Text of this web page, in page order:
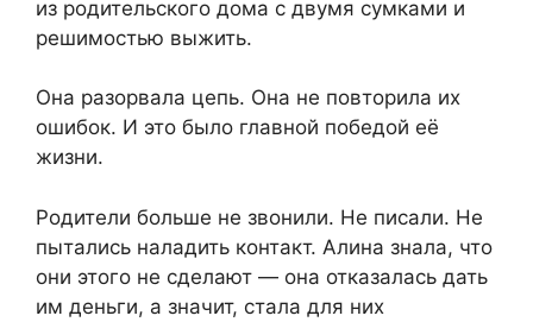
из родительского дома с двумя сумками и
решимостью выжить.
Она разорвала цепь. Она не повторила их
ошибок. И это было главной победой её
жизни.
Родители больше не звонили. Не писали. Не
пытались наладить контакт. Алина знала, что
они этого не сделают — она отказалась дать
им деньги, а значит, стала для них